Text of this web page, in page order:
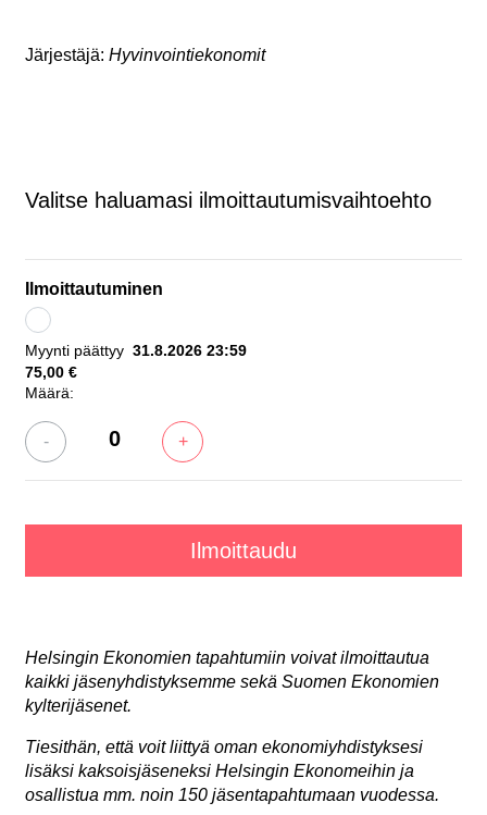
Järjestäjä: Hyvinvointiekonomit
Valitse haluamasi ilmoittautumisvaihtoehto
Ilmoittautuminen
Myynti päättyy 31.8.2026 23:59
75,00 €
Määrä:
- +
Helsingin Ekonomien tapahtumiin voivat ilmoittautua
kaikki jäsenyhdistyksemme sekä Suomen Ekonomien
kylterijäsenet.
Tiesithän, että voit liittyä oman ekonomiyhdistyksesi
lisäksi kaksoisjäseneksi Helsingin Ekonomeihin ja
osallistua mm. noin 150 jäsentapahtumaan vuodessa.